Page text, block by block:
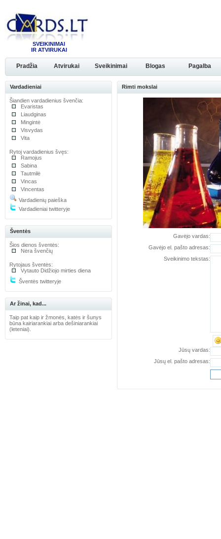
SVEIKINIMAI
IR ATVIRUKAI
Pradžia Atvirukai Sveikinimai Blogas Pagalba
Vardadieniai
Šiandien vardadienius švenčia:
Evaristas
Liaudginas
Mingintė
Visvydas
Vita
Rytoj vardadienius švęs:
Ramojus
Sabina
Tautmilė
Vincas
Vincentas
Vardadienių paieška
Vardadieniai twitteryje
Šventės
Šios dienos šventės:
Nėra švenčių
Rytojaus šventės:
Vytauto Didžiojo mirties diena
Šventės twitteryje
Ar žinai, kad...
Taip pat kaip ir žmonės, katės ir šunys
būna kairiarankiai arba dešiniarankiai
(leteniai).
Rimti mokslai
Gavėjo vardas:
Gavėjo el. pašto adresas:
Sveikinimo tekstas:
Jūsų vardas:
Jūsų el. pašto adresas: